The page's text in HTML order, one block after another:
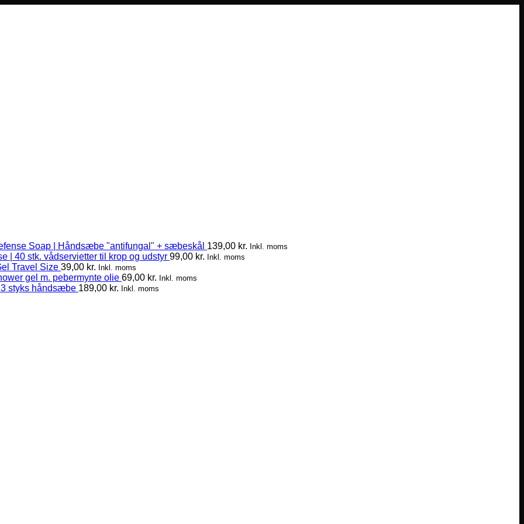
Soap | Håndsæbe "antifungal" + sæbeskål 139,00 kr. Inkl. moms
| 40 stk. vådservietter til krop og udstyr 99,00 kr. Inkl. moms
Travel Size 39,00 kr. Inkl. moms
gel m. pebermynte olie 69,00 kr. Inkl. moms
styks håndsæbe 189,00 kr. Inkl. moms